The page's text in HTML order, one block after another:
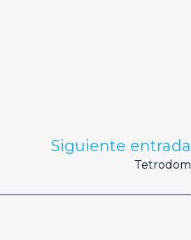
Siguiente entrada
Tetrodom